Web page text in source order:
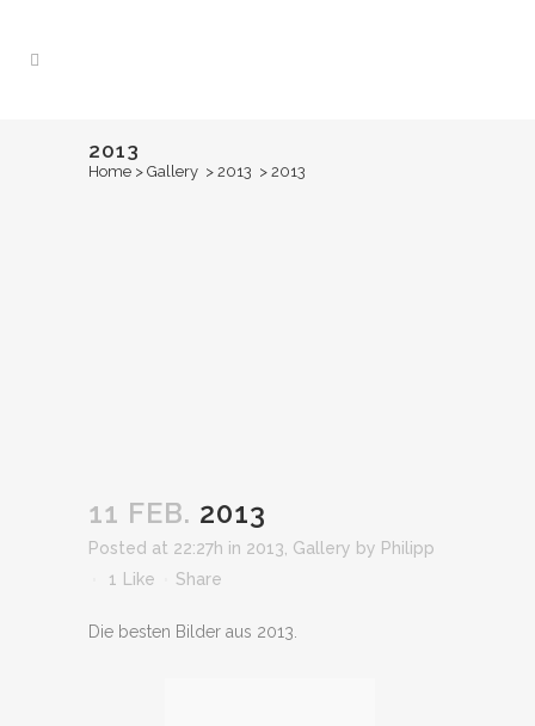
2013
Home > Gallery > 2013 > 2013
11 FEB. 2013
Posted at 22:27h in 2013, Gallery by Philipp
1 Like Share
Die besten Bilder aus 2013.